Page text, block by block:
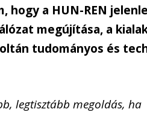
hogy a HUN-REN
megújítása, a
tudományos és
legtisztább megoldás, ha